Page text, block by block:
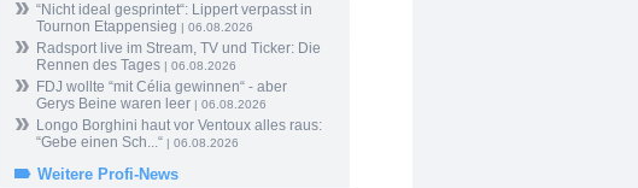
“Nicht ideal gesprintet“: Lippert verpasst in
Tournon Etappensieg | 06.08.2026
Radsport live im Stream, TV und Ticker: Die
Rennen des Tages | 06.08.2026
FDJ wollte “mit Célia gewinnen“ - aber
Gerys Beine waren leer | 06.08.2026
Longo Borghini haut vor Ventoux alles raus:
“Gebe einen Sch...“ | 06.08.2026
Weitere Profi-News